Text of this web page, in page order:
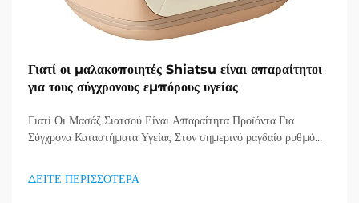
Γιατί οι μαλακοποιητές Shiatsu είναι απαραίτητοι
για τους σύγχρονους εμπόρους υγείας
Γιατί Οι Μασάζ Σιατσού Είναι Απαραίτητα Προϊόντα Για
Σύγχρονα Καταστήματα Υγείας Στον σημερινό ραγδαίο ρυθμό
περισσότερο αποτελεσματικούς τρόπους να δίνουν
ΔΕΙΤΕ ΠΕΡΙΣΣΟΤΕΡΑ